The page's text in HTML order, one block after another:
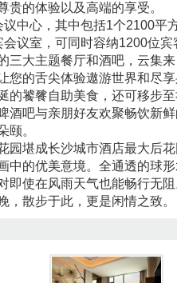
贵的体验以及高端的享受。
心，其中包括1个2100平
议室，可同时容纳1200位
大主题餐厅和酒吧，云集来
您的舌尖体验遨游世界和尽
的饕餮自助美食，还可移步
酒吧与亲朋好友欢聚畅饮新
颐。
堪成长沙城市酒店最大后花
中的优美意境。全通透的球
即使在风雨天气也能畅行无
，散步于此，更是闲情之致。